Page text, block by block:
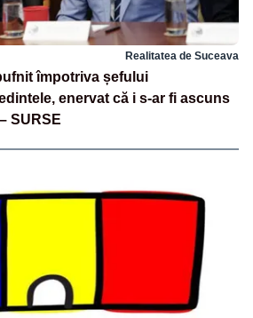
Realitatea de Suceava
împotriva șefului
enervat că i s-ar fi ascuns
SURSE